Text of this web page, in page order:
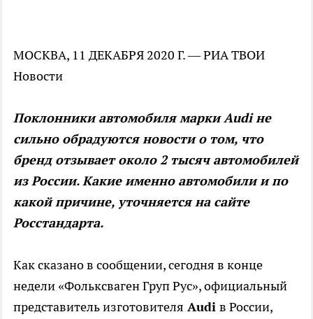
МОСКВА, 11 ДЕКАБРЯ 2020 Г. — РИА ТВОИ
Новости
Поклонники автомобиля марки Audi не
сильно обрадуются новости о том, что
бренд отзывает около 2 тысяч автомобилей
из России. Какие именно автомобили и по
какой причине, уточняется на сайте
Росстандарта.
Как сказано в сообщении, сегодня в конце
недели «Фольксваген Груп Рус», официальный
представитель изготовителя Audi в России,